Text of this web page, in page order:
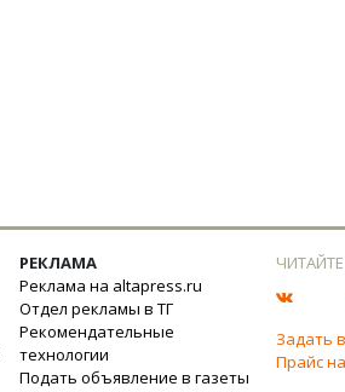
РЕКЛАМА
Реклама на altapress.ru
Отдел рекламы в ТГ
Рекомендательные
технологии
Подать объявление в газеты
Задать
Прайс